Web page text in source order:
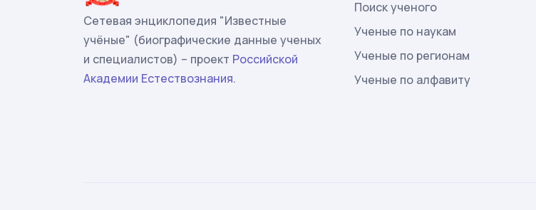
Сетевая энциклопедия "Известные
учёные" (биографические данные ученых
и специалистов) – проект Российской
Академии Естествознания.
Поиск ученого
Ученые по наукам
Ученые по регионам
Ученые по алфавиту